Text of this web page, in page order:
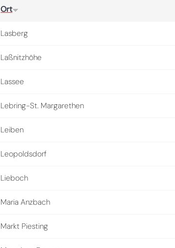
Ort
Lasberg
Laßnitzhöhe
Lassee
Lebring-St. Margarethen
Leiben
Leopoldsdorf
Lieboch
Maria Anzbach
Markt Piesting